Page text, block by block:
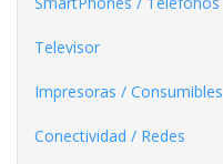
Televisor
Impresoras / Consumibles
Conectividad / Redes